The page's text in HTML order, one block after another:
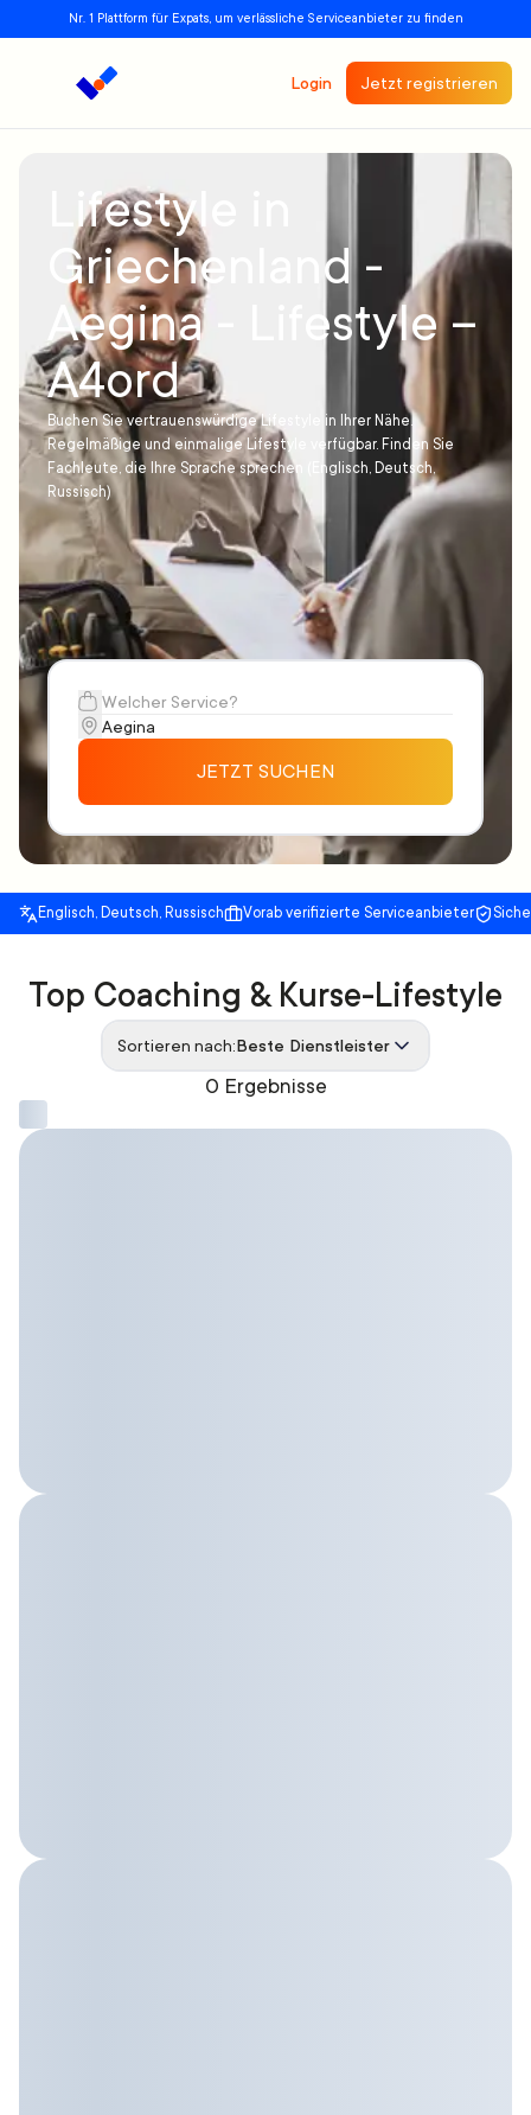
Nr. 1 Plattform für Expats, um verlässliche Serviceanbieter zu finden
Login Jetzt registrieren
Lifestyle in
Griechenland -
Aegina - Lifestyle –
A4ord
Buchen Sie vertrauenswürdige Lifestyle in Ihrer Nähe.
Regelmäßige und einmalige Lifestyle verfügbar. Finden Sie
Fachleute, die Ihre Sprache sprechen (Englisch, Deutsch,
Russisch)
JETZT SUCHEN
Englisch, Deutsch, Russisch Vorab verifizierte Serviceanbieter
0 Ergebnisse
Top Coaching & Kurse-Lifestyle
Sortieren nach:Beste Dienstleister